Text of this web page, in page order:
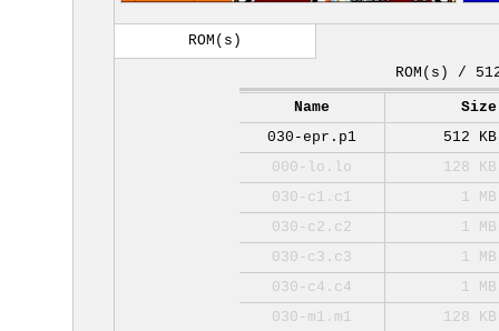
ROM(s)
ROM(s) /
Name
Size
030-epr.p1
512 KB
000-lo.lo
128 KB
030-c1.c1
1 MB
030-c2.c2
1 MB
030-c3.c3
1 MB
030-c4.c4
1 MB
030-m1.m1
128 KB